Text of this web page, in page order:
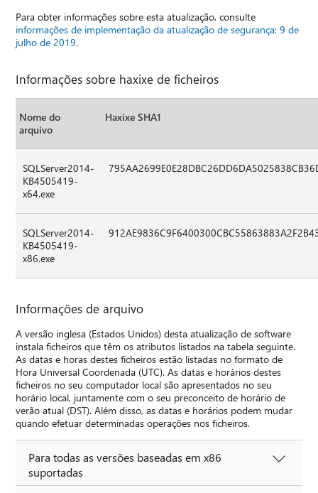
Para obter informações sobre esta atualização, consulte
informações de implementação da atualização de segurança: 9 de
julho de 2019.
Informações sobre haxixe de ficheiros
Nome do
arquivo
Haxixe SHA1
SQLServer2014-
KB4505419-
x64.exe
SQLServer2014-
KB4505419-
x86.exe
Informações de arquivo
A versão inglesa (Estados Unidos) desta atualização de software
instala ficheiros que têm os atributos listados na tabela seguinte.
As datas e horas destes ficheiros estão listadas no formato de
Hora Universal Coordenada (UTC). As datas e horários destes
ficheiros no seu computador local são apresentados no seu
horário local, juntamente com o seu preconceito de horário de
verão atual (DST). Além disso, as datas e horários podem mudar
quando efetuar determinadas operações nos ficheiros.
Para todas as versões baseadas em x86
suportadas